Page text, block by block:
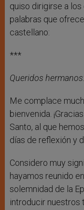
quiso dirigirse a
palabras que
castellano:
***
Queridos hermanos:
Me complace
bienvenida.
Santo, al que
días de reflexión y
Considero muy
hayamos reunido
solemnidad de la
introducir nuestros